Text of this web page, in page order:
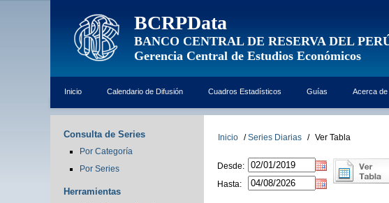
BCRPData
BANCO CENTRAL DE RESERVA DEL
Gerencia Central de Estudios Económicos
Inicio Calendario de Difusión Cuadros Estadísticos Guías Acerca de
Consulta de Series
Por Categoría
Por Series
Herramientas
Inicio / Series Diarias / Ver Tabla
Desde:
Hasta: